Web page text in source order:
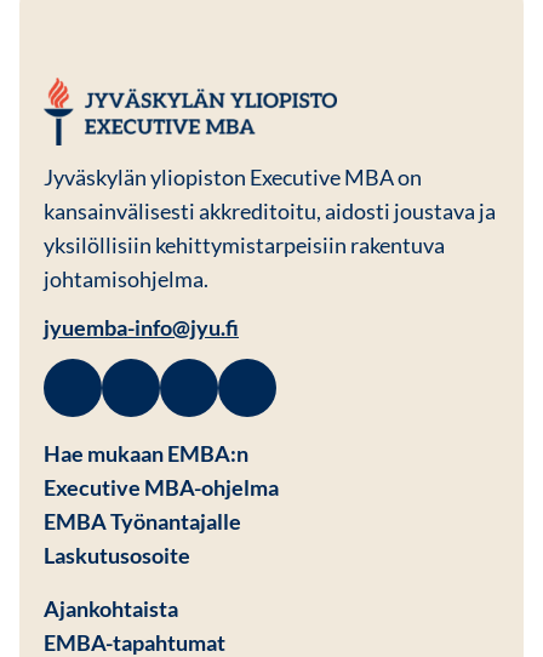
Jyväskylän yliopiston Executive MBA on
kansainvälisesti akkreditoitu, aidosti joustava ja
yksilöllisiin kehittymistarpeisiin rakentuva
johtamisohjelma.
jyuemba-info@jyu.fi
Facebook
Avautuu uuteen ikkunaan
Linkedin
Avautuu uuteen ikkunaan
Instagram
Avautuu uuteen ikkunaan
Youtube
Avautuu uuteen ikkunaan
Hae mukaan EMBA:n
Executive MBA-ohjelma
EMBA Työnantajalle
Laskutusosoite
Ajankohtaista
EMBA-tapahtumat